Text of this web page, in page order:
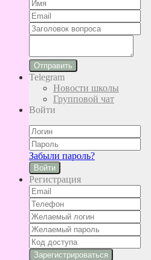
Отправить
Telegram
Новости школы
Групповой чат
Войти
Забыли пароль?
Войти
Регистрация